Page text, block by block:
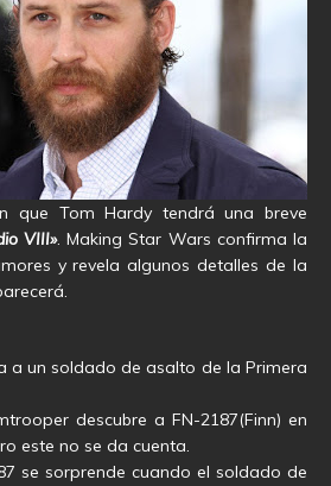
que Tom Hardy tendrá una breve
VIII». Making Star Wars confirma la
y revela algunos detalles de la
a un soldado de asalto de la Primera
descubre a FN-2187(Finn) en
este no se da cuenta.
se sorprende cuando el soldado de